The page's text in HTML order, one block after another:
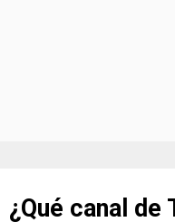
¿Qué canal